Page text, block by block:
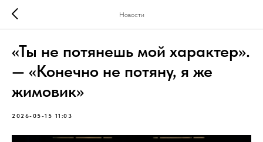
Новости
«Ты не потянешь мой характер».
— «Конечно не потяну, я же
жимовик»
2026-05-15 11:03